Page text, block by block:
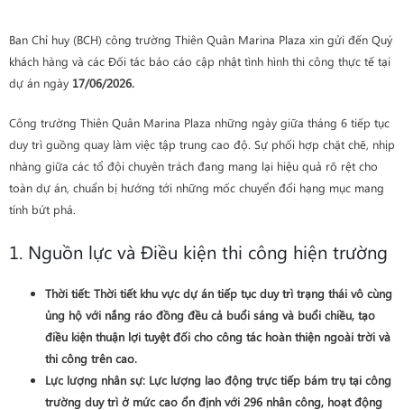
Ban Chỉ huy (BCH) công trường Thiên Quân Marina Plaza xin gửi đến Quý
khách hàng và các Đối tác báo cáo cập nhật tình hình thi công thực tế tại
dự án ngày 17/06/2026.
Công trường Thiên Quân Marina Plaza những ngày giữa tháng 6 tiếp tục
duy trì guồng quay làm việc tập trung cao độ. Sự phối hợp chặt chẽ, nhịp
nhàng giữa các tổ đội chuyên trách đang mang lại hiệu quả rõ rệt cho
toàn dự án, chuẩn bị hướng tới những mốc chuyển đổi hạng mục mang
tính bứt phá.
1. Nguồn lực và Điều kiện thi công hiện trường
Thời tiết: Thời tiết khu vực dự án tiếp tục duy trì trạng thái vô cùng
ủng hộ với nắng ráo đồng đều cả buổi sáng và buổi chiều, tạo
điều kiện thuận lợi tuyệt đối cho công tác hoàn thiện ngoài trời và
thi công trên cao.
Lực lượng nhân sự: Lực lượng lao động trực tiếp bám trụ tại công
trường duy trì ở mức cao ổn định với 296 nhân công, hoạt động